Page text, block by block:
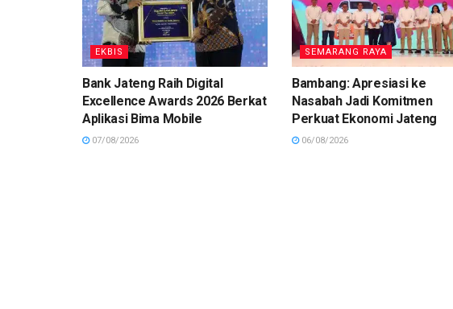
EKBIS
Bank Jateng Raih Digital
Excellence Awards 2026 Berkat
Aplikasi Bima Mobile
07/08/2026
SEMARANG RAYA
Bambang: Apresiasi ke
Nasabah Jadi Komitmen
Perkuat Ekonomi Jateng
06/08/2026